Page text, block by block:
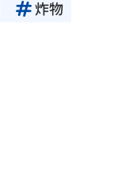
炸物